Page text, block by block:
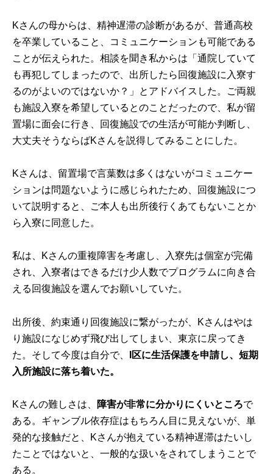
Kさんの母からは、精神遅滞の診断があるが、普通高校
を卒業していること、コミュニケーションも可能である
ことが伝えられた。相談を聞き私からは「通院していて
も再犯してしまったので、出所したら回復施設に入寮す
るのがよいのではないか？」とアドバイスした。ご両親
も施設入寮を希望しているとのことだったので、私が留
置場に面会に行き、回復施設での生活が可能か判断し、
大丈夫そうならばKさんを説得してみることにした。
Kさんは、留置場で言葉数は多くはないがコミュニケー
ションは問題ないように感じられたため、回復施設につ
いて説明すると、ご本人も出所後行くあてもないことか
ら入寮に同意した。
私は、Kさんの重複障害を考慮し、入寮先は個室が完備
され、入寮者はできるだけ少人数でプログラムに向き合
える回復施設を選んでお願いしていた。
出所後、約束通り回復施設に繋がったが、Kさんはやは
り施設になじめず飛び出してしまい、東京に戻ってき
た。そして今度は自分で、
I区に生活保護を申請し、短期
入所施設に落ち着いた。
Kさんの難しさは、 障害が非常に分かりにくいところで
ある。ギャンブル依存症はもちろん目に見えないが、単
発的な接触だと、Kさんが抱えている精神遅滞はたいし
たことではないと、一般的な扱いをされてしまうことで
ある。